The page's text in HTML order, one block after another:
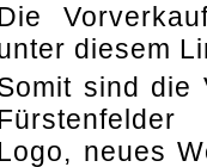
diesem
sind die
neues